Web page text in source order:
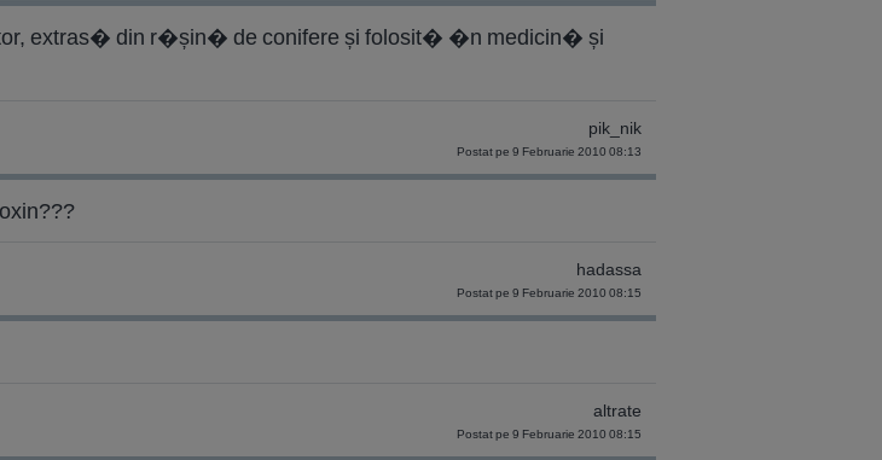
extras� din r�șin� de conifere și folosit� �n medicin� și
pik_nik
Postat pe 9 Februarie 2010 08:13
hadassa
Postat pe 9 Februarie 2010 08:15
altrate
Postat pe 9 Februarie 2010 08:15